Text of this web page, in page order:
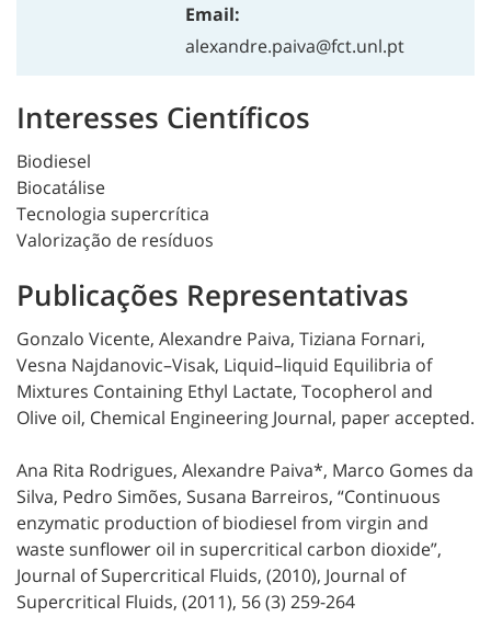
Email:
alexandre.paiva@fct.unl.pt
Interesses Científicos
Biodiesel
Biocatálise
Tecnologia supercrítica
Valorização de resíduos
Publicações Representativas
Gonzalo Vicente, Alexandre Paiva, Tiziana Fornari,
Vesna Najdanovic–Visak, Liquid–liquid Equilibria of
Mixtures Containing Ethyl Lactate, Tocopherol and
Olive oil, Chemical Engineering Journal, paper accepted.
Ana Rita Rodrigues, Alexandre Paiva*, Marco Gomes da
Silva, Pedro Simões, Susana Barreiros, “Continuous
enzymatic production of biodiesel from virgin and
waste sunflower oil in supercritical carbon dioxide”,
Journal of Supercritical Fluids, (2010), Journal of
Supercritical Fluids, (2011), 56 (3) 259-264